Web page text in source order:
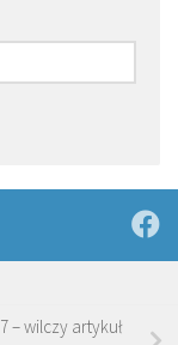
– wilczy artykuł